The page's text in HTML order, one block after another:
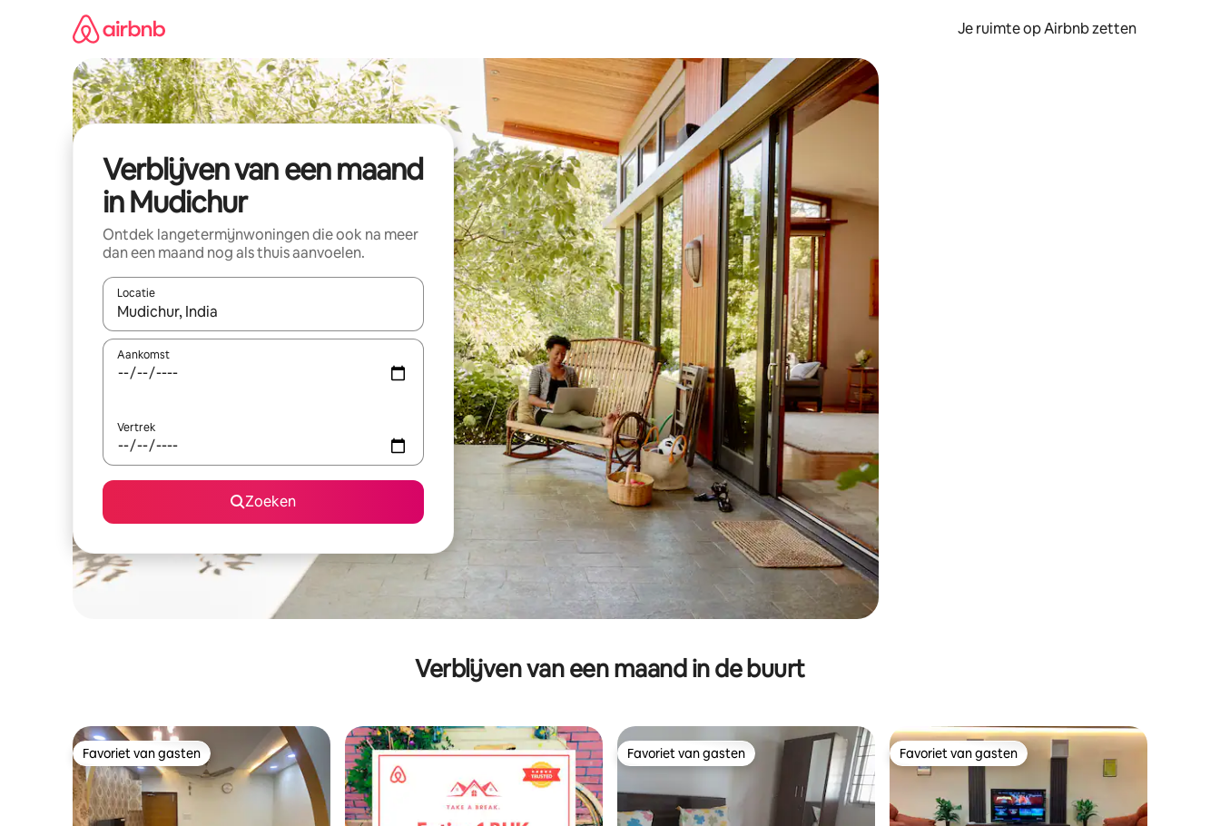
Je ruimte op Airbnb zetten
Verblijven van een maand
in Mudichur
Ontdek langetermijnwoningen die ook na meer
dan een maand nog als thuis aanvoelen.
Locatie
Wanneer er suggesties beschikbaar zijn, maak je een keuze met je de pijltjestoetsen omhoog en omlaag, óf door te tikken of swipen.
Aankomst
Vertrek
Zoeken
Verblijven van een maand in de buurt
Favoriet van gasten
Favoriet van gasten Favoriet van gasten
Favoriet van gasten Favoriet van gasten
Favoriet van gasten